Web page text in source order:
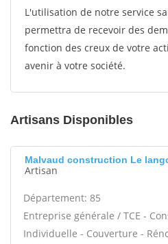
L'utilisation de notre service
permettra de recevoir des
fonction des creux de votre
avenir à votre société.
Artisans Disponibles
Malvaud construction Le
Artisan
Département: 85
Entreprise générale / TCE -
Individuelle - Couverture -